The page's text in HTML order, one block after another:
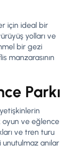
için ideal bir
yolları ve
bir gezi
manzarasının
Parkı
ve eğlence
ve tren turu
anılar